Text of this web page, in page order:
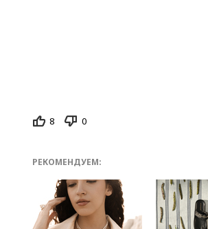
8 0
РЕКОМЕНДУЕМ: